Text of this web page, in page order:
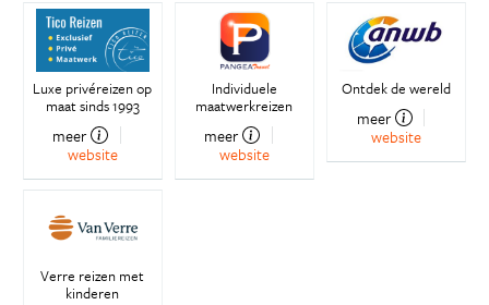
Luxe privéreizen op
maat sinds 1993
meer
website
Individuele
maatwerkreizen
meer
website
Ontdek de wereld
meer
website
Verre reizen met
kinderen